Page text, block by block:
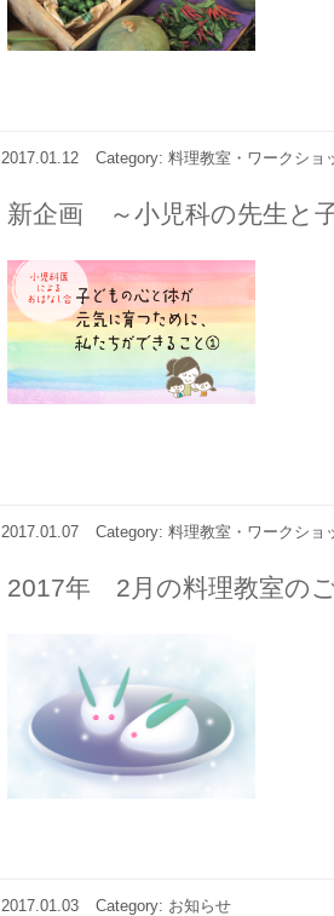
2017.01.12 Category: 料理教室・ワークショ
新企画 ～小児科の先生と
2017.01.07 Category: 料理教室・ワークショ
2017年 2月の料理教室の
2017.01.03 Category: お知らせ